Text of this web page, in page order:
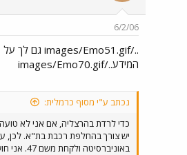
6/2/06
../images/Emo51.gif גם לך על
המידע../images/Emo70.gif
נכתב ע"י מסוף כרמלית:
כדי לרדת בהרצליה, אם אני לא טועה
יש צורך בהחלפת רכבת בת"א. לכן,
באוניברסיטה ולקחת משם 47. אני חושב שזה יהיה מהיר יותר.